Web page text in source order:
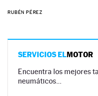
RUBÉN PÉREZ
SERVICIOS ELMOTOR
Encuentra los mejores
neumáticos…